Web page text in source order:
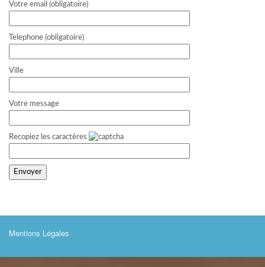
Votre email (obligatoire)
Telephone (obligatoire)
Ville
Votre message
Recopiez les caractères
Mentions Légales